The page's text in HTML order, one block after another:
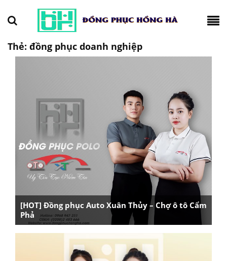
Thẻ: đồng phục doanh nghiệp
[HOT] Đồng phục Auto Xuân Thủy – Chợ ô tô Cẩm
Phả